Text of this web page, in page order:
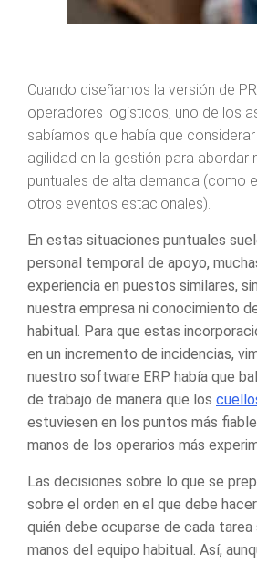
Cuando diseñamos la versión de
operadores logísticos, uno de los
sabíamos que había que
agilidad en la gestión para abordar
puntuales de alta demanda (como
otros eventos estacionales).
En estas situaciones puntuales
personal temporal de apoyo,
experiencia en puestos similares,
nuestra empresa ni conocimiento
habitual. Para que estas
en un incremento de incidencias,
nuestro software ERP había que
de trabajo de manera que los
estuviesen en los puntos más
manos de los operarios más
Las decisiones sobre lo que se
sobre el orden en el que debe
quién debe ocuparse de cada
manos del equipo habitual. Así,